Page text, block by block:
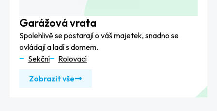
Garážová vrata
Spolehlivě se postarají o váš majetek, snadno se
ovládají a ladí s domem.
Sekční
Rolovací
Zobrazit vše